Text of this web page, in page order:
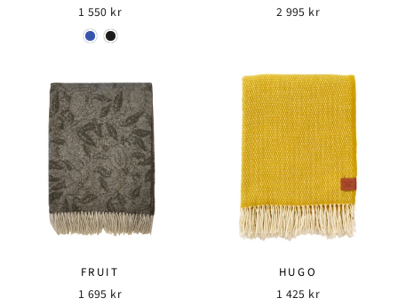
1 550 kr 2 995 kr
FRUIT
1 695 kr
HUGO
1 425 kr